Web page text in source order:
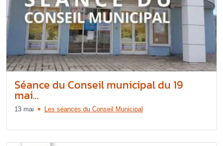
Séance du Conseil municipal du 19
mai...
13 mai Les séances du Conseil Municipal